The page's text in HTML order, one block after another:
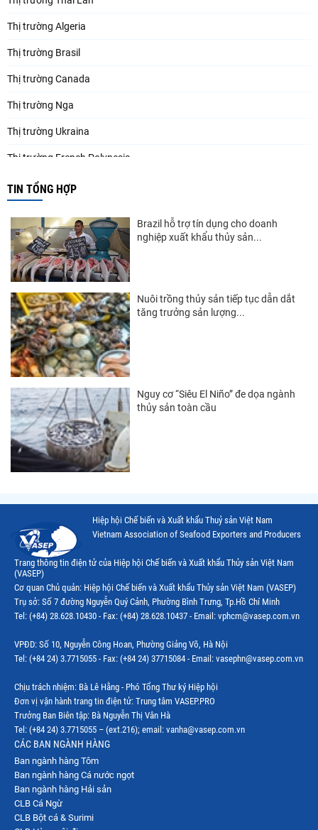
Thị trường Algeria
Thị trường Brasil
Thị trường Canada
Thị trường Nga
Thị trường Ukraina
Thị trường French Polynesia
Thị trường Trung Quốc
Thị trường New Zealand
Thị trường Đài Loan
Thị trường Mỹ
Thị trường EU
Thị trường Nhật Bản
Thị trường Việt Nam
TIN TỔNG HỢP
Brazil hỗ trợ tín dụng cho doanh
nghiệp xuất khẩu thủy sản...
Nuôi trồng thủy sản tiếp tục dẫn dắt
tăng trưởng sản lượng...
Nguy cơ “Siêu El Niño” đe dọa ngành
thủy sản toàn cầu
Hiệp hội Chế biến và Xuất khẩu Thuỷ sản Việt Nam
Vietnam Association of Seafood Exporters and Producers
Trang thông tin điện tử của Hiệp hội Chế biến và Xuất khẩu Thủy sản Việt Nam
(VASEP)
Cơ quan Chủ quản: Hiệp hội Chế biến và Xuất khẩu Thủy sản Việt Nam (VASEP)
Trụ sở: Số 7 đường Nguyễn Quý Cảnh, Phường Bình Trưng, Tp.Hồ Chí Minh
Tel: (+84) 28.628.10430 - Fax: (+84) 28.628.10437 - Email: vphcm@vasep.com.vn
VPĐD: Số 10, Nguyễn Công Hoan, Phường Giảng Võ, Hà Nội
Tel: (+84 24) 3.7715055 - Fax: (+84 24) 37715084 - Email: vasephn@vasep.com.vn
Chịu trách nhiệm: Bà Lê Hằng - Phó Tổng Thư ký Hiệp hội
Đơn vị vận hành trang tin điện tử: Trung tâm VASEP.PRO
Trưởng Ban Biên tập: Bà Nguyễn Thị Vân Hà
Tel: (+84 24) 3.7715055 – (ext.216); email: vanha@vasep.com.vn
CÁC BAN NGÀNH HÀNG
Ban ngành hàng Tôm
Ban ngành hàng Cá nước ngọt
Ban ngành hàng Hải sản
CLB Cá Ngừ
CLB Bột cá & Surimi